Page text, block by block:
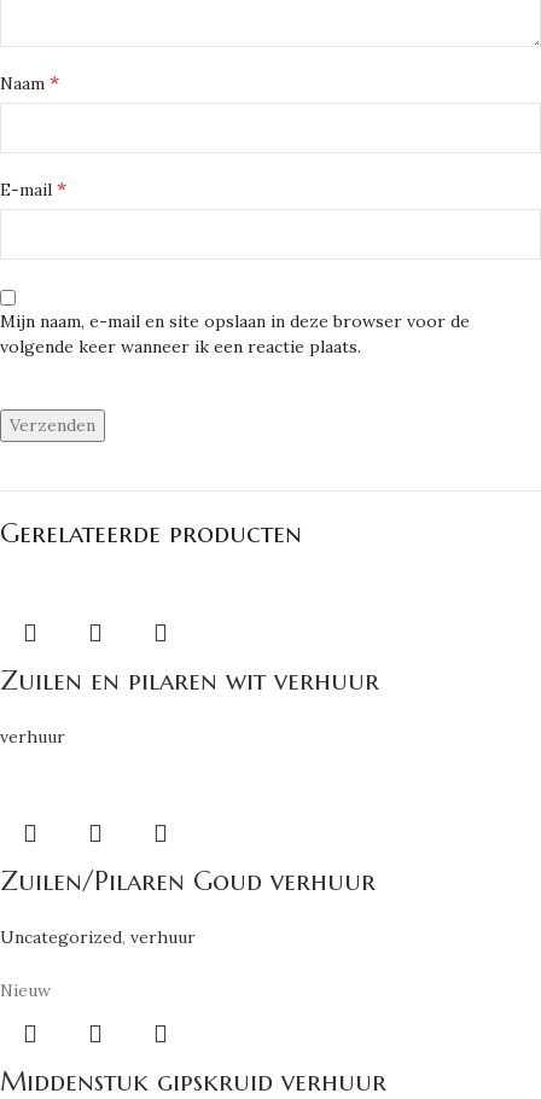
Naam *
E-mail *
Mijn naam, e-mail en site opslaan in deze browser voor de
volgende keer wanneer ik een reactie plaats.
Gerelateerde producten
Zuilen en pilaren wit verhuur
verhuur
Zuilen/Pilaren Goud verhuur
Uncategorized, verhuur
Nieuw
Middenstuk gipskruid verhuur